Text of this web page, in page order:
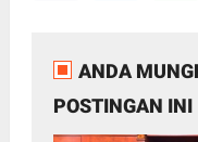
ANDA
POSTINGAN INI